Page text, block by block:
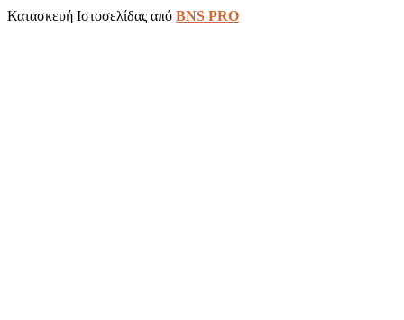
Κατασκευή Ιστοσελίδας από BNS PRO